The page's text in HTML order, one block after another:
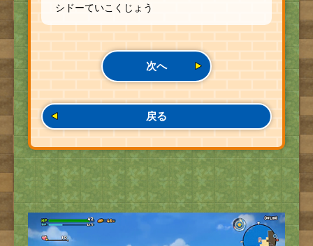
シドーていこくじょう
次へ
戻る